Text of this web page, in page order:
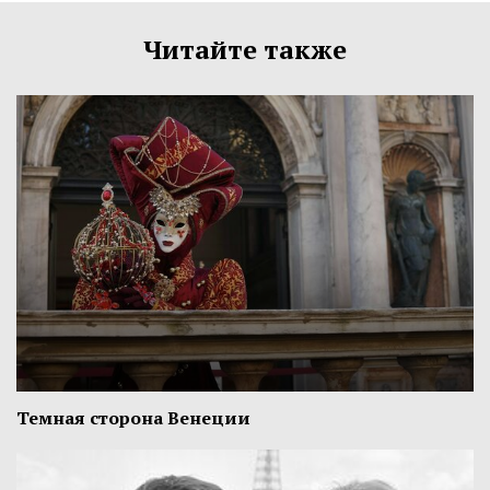
Читайте также
Темная сторона Венеции